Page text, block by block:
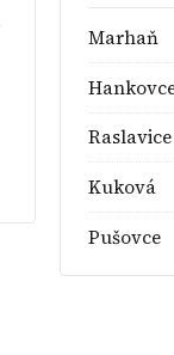
Marhaň
Raslavice
Kuková
Pušovce